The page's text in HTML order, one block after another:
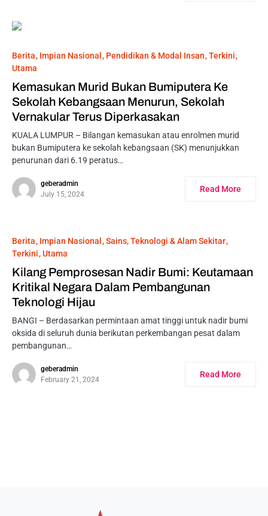
Berita Impian Nasional Pendidikan & Modal Insan Terkini
Utama
Kemasukan Murid Bukan Bumiputera Ke
Sekolah Kebangsaan Menurun, Sekolah
Vernakular Terus Diperkasakan
KUALA LUMPUR – Bilangan kemasukan atau enrolmen murid
bukan Bumiputera ke sekolah kebangsaan (SK) menunjukkan
penurunan dari 6.19 peratus…
geberadmin
July 15, 2024
Read More
Berita Impian Nasional
Sains, Teknologi & Alam Sekitar
Terkini Utama
Kilang Pemprosesan Nadir Bumi: Keutamaan
Kritikal Negara Dalam Pembangunan
Teknologi Hijau
BANGI – Berdasarkan permintaan amat tinggi untuk nadir bumi
oksida di seluruh dunia berikutan perkembangan pesat dalam
pembangunan…
geberadmin
February 21, 2024
Read More